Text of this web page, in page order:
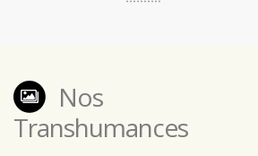
Nos
Transhumances